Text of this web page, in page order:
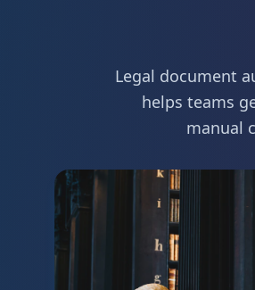
Legal document
helps teams
manual